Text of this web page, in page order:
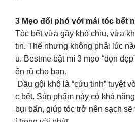
3 Mẹo đối phó với mái tóc bết
Tóc bết vừa gây khó chịu, vừa
tin. Thế nhưng không phải lúc
u. Bestme bật mí 3 mẹo “dọn
ến rũ cho bạn.
Dầu gội khô là “cứu tinh” tuyệt
c bết. Sản phẩm này có khả
bụi bẩn, giúp tóc trở nên sạch